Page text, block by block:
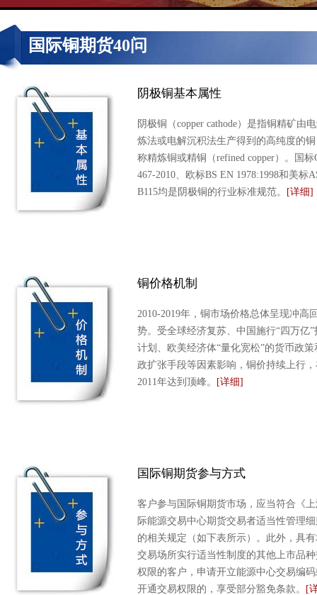
国际铜期货40问
阴极铜基本属性
阴极铜（copper cathode）是指铜精矿由
炼法或电解沉积法生产得到的高纯度的
称精炼铜或精铜（refined copper）。国标
467-2010、欧标BS EN 1978:1998和美标
B115均是阴极铜的行业标准规范。
[详细]
铜价格机制
2010-2019年，铜市场价格总体呈现冲高
势。受全球经济复苏、中国施行“四万亿”
计划、欧美经济体“量化宽松”的货币政策
政扩张手段等因素影响，铜价持续上行
2011年达到顶峰。
[详细]
国际铜期货参与方式
客户参与国际铜期货市场，应当符合《
际能源交易中心期货交易者适当性管理
的相关规定（如下表所示）。此外，具
交易场所实行适当性制度的其他上市品
权限的客户，申请开立能源中心交易编
开通交易权限的，享受部分豁免条款。
[